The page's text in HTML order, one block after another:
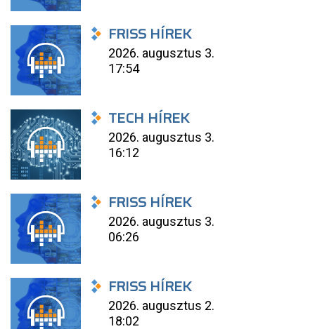
FRISS HÍREK
2026. augusztus 3.
17:54
TECH HÍREK
2026. augusztus 3.
16:12
FRISS HÍREK
2026. augusztus 3.
06:26
FRISS HÍREK
2026. augusztus 2.
18:02